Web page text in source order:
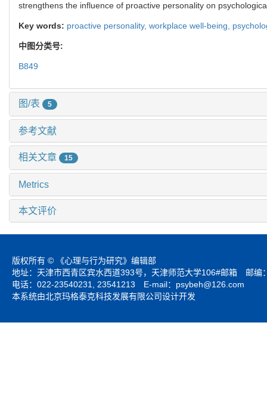
strengthens the influence of proactive personality on
Key words: proactive personality, workplace well-being,
中图分类号:
B849
图/表 5
参考文献
相关文章 15
Metrics
本文评价
版权所有 © 《心理与行为研究》编辑部
地址：天津市西青区宾水西道393号，天津师范大学106#邮箱 邮编
电话：022-23540231, 23541213 E-mail： psybeh@126.com
本系统由北京玛格泰克科技发展有限公司设计开发